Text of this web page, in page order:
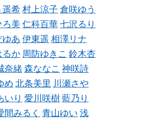
遥希村上涼子 倉咲ゆう
ろ美 仁科百華 七沢るり
ゆあ 伊東遥 相澤リナ
るか 周防ゆきこ 鈴木杏
奈緒 森ななこ 神咲詩
め 北条美里 川瀬さや
いり 愛川咲樹 藍乃り
間みるく 青山ゆい 浅